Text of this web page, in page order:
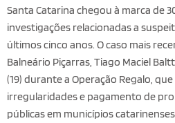
Santa Catarina chegou à marca de
investigações relacionadas a
últimos cinco anos. O caso mais
Balneário Piçarras, Tiago Maciel
(19) durante a Operação Regalo,
irregularidades e pagamento de
públicas em municípios